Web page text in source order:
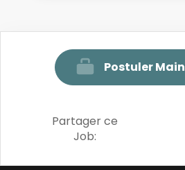
Postuler
Partager ce
Job: